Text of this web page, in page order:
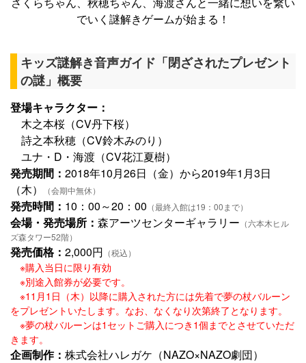
でいく謎解きゲームが始まる！
キッズ謎解き音声ガイド「閉ざされたプレゼント
の謎」概要
登場キャラクター：
木之本桜（CV丹下桜）
詩之本秋穂（CV鈴木みのり）
ユナ・D・海渡（CV花江夏樹）
発売期間： 2018年10月26日（金）から2019年1月3日
（木）
（会期中無休）
発売時間： 10：00～20：00 （最終入館は19：00まで）
会場・発売場所： 森アーツセンターギャラリー （六本木ヒル
ズ森タワー52階）
発売価格： 2,000円 （税込）
※購入当日に限り有効
※別途入館券が必要です。
※11月1日（木）以降に購入された方には先着で夢の杖バルーン
をプレゼントいたします。なお、なくなり次第終了となります。
※夢の杖バルーンは1セットご購入につき1個までとさせていただ
きます。
企画制作： 株式会社ハレガケ（NAZO×NAZO劇団）